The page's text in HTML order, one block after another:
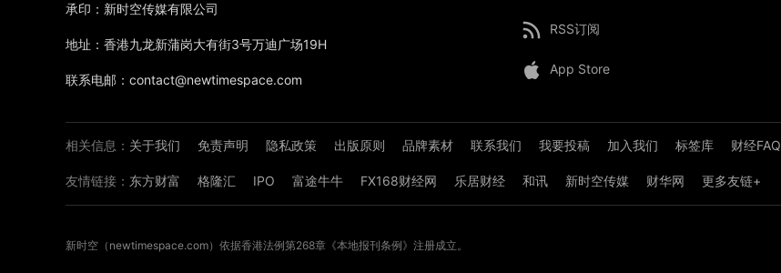
RSS订阅
App Store
相关信息： 关于我们 免责声明 隐私政策 出版原则 品牌素材 联系我们 我要投稿 加入我们 标签库 财经FAQ
友情链接： 东方财富 格隆汇 IPO 富途牛牛 FX168财经网 乐居财经 和讯 新时空传媒 财华网 更多友链+
承印：新时空传媒有限公司
地址：香港九龙新蒲岗大有街3号万迪广场19H
联系电邮：contact@newtimespace.com
新时空（ newtimespace.com）依据香港法例第268章《本地报刊条例》注册成立。